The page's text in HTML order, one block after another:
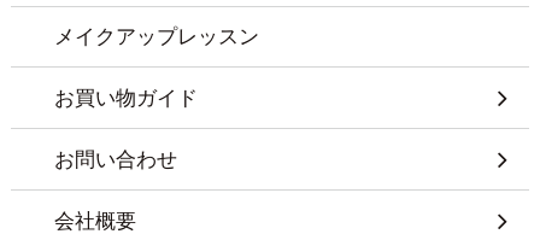
メイクアップレッスン
お買い物ガイド
お問い合わせ
会社概要